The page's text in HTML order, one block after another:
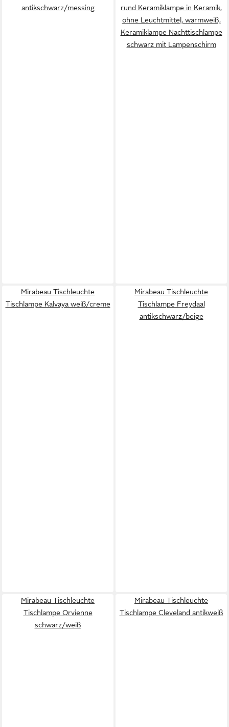
antikschwarz/messing
rund Keramiklampe in Keramik,
ohne Leuchtmittel, warmweiß,
Keramiklampe Nachttischlampe
schwarz mit Lampenschirm
Mirabeau Tischleuchte
Tischlampe Kalvaya weiß/creme
Mirabeau Tischleuchte
Tischlampe Freydaal
antikschwarz/beige
Mirabeau Tischleuchte
Tischlampe Orvienne
schwarz/weiß
Mirabeau Tischleuchte
Tischlampe Cleveland antikweiß